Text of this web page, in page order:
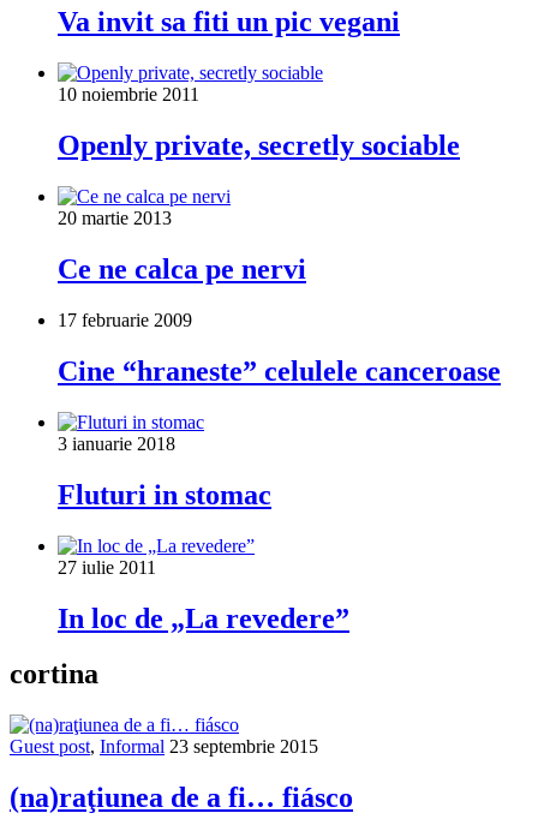
Va invit sa fiti un pic vegani
10 noiembrie 2011
Openly private, secretly sociable
20 martie 2013
Ce ne calca pe nervi
17 februarie 2009
Cine “hraneste” celulele canceroase
3 ianuarie 2018
Fluturi in stomac
27 iulie 2011
In loc de „La revedere”
cortina
Guest post, Informal 23 septembrie 2015
(na)raţiunea de a fi… fiásco